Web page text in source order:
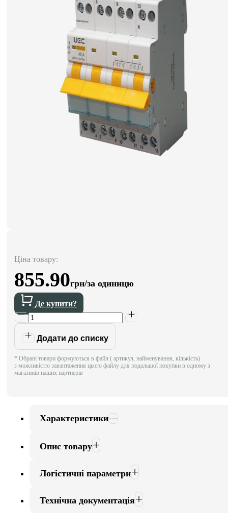
Ціна товару:
855.90грн/за одиницю
Де купити?
Додати до списку
* Обрані товари формуються в файл ( артикул, найменування, кількість)
з можливістю завантаження цього файлу для подальшої покупки в одному з
магазинів наших партнерів
Характеристики
Опис товару
Логістичні параметри
Технічна документація